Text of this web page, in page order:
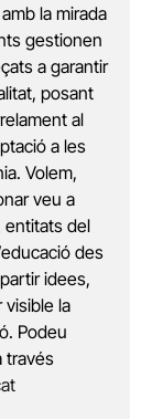
la mirada
gestionen
a garantir
posant
al
a les
Volem,
veu a
entitats del
des
idees,
la
Podeu
través